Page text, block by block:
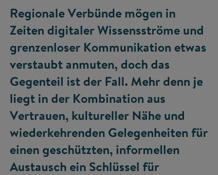
Regionale Verbünde mögen in
Zeiten digitaler Wissensströme und
grenzenloser Kommunikation etwas
verstaubt anmuten, doch das
Gegenteil ist der Fall. Mehr denn je
liegt in der Kombination aus
Vertrauen, kultureller Nähe und
wiederkehrenden Gelegenheiten für
einen geschützten, informellen
Austausch ein Schlüssel für